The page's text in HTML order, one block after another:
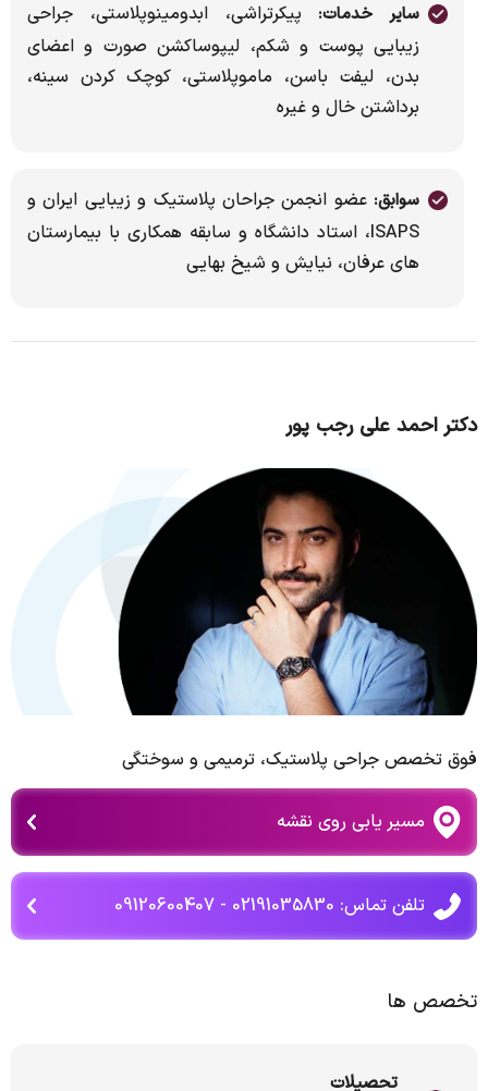
سایر خدمات: پیکرتراشی، ابدومینوپلاستی، جراحی
زیبایی پوست و شکم، لیپوساکشن صورت و اعضای
بدن، لیفت باسن، ماموپلاستی، کوچک کردن سینه،
برداشتن خال و غیره
سوابق: عضو انجمن جراحان پلاستیک و زیبایی ایران و
ISAPS، استاد دانشگاه و سابقه همکاری با بیمارستان
های عرفان، نیایش و شیخ بهایی
دکتر احمد علی رجب پور
فوق تخصص جراحی پلاستیک، ترمیمی و سوختگی
مسیر یابی روی نقشه
تلفن تماس: 02191035830 - 09120600407
تخصص ها
تحصیلات